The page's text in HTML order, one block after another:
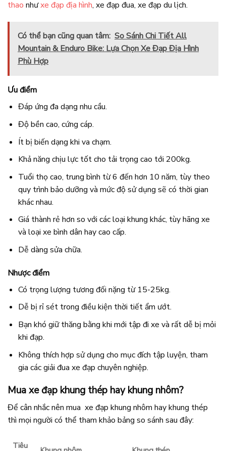
thao nhưxe đạp địa hình, xe đạp đua, xe đạp du lịch.
Có thể bạn cũng quan tâm: So Sánh Chi Tiết All
Mountain & Enduro Bike: Lựa Chọn Xe Đạp Địa Hình
Phù Hợp
Ưu điểm
Đáp ứng đa dạng nhu cầu.
Độ bền cao, cứng cáp.
Ít bị biến dạng khi va chạm.
Khả năng chịu lực tốt cho tải trọng cao tới 200kg.
Tuổi thọ cao, trung bình từ 6 đến hơn 10 năm, tùy theo
quy trình bảo dưỡng và mức độ sử dụng sẽ có thời gian
khác nhau.
Giá thành rẻ hơn so với các loại khung khác, tùy hãng xe
và loại xe bình dân hay cao cấp.
Dễ dàng sửa chữa.
Nhược điểm
Có trọng lượng tương đối nặng từ 15-25kg.
Dễ bị rỉ sét trong điều kiện thời tiết ẩm ướt.
Bạn khó giữ thăng bằng khi mới tập đi xe và rất dễ bị mỏi
khi đạp.
Không thích hợp sử dụng cho mục đích tập luyện, tham
gia các giải đua xe đạp chuyên nghiệp.
Mua xe đạp khung thép hay khung nhôm?
Để cân nhắc nên mua xe đạp khung nhôm hay khung thép
thì mọi người có thể tham khảo bảng so sánh sau đây:
Tiêu